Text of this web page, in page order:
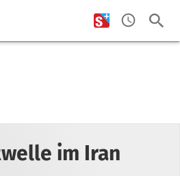
im Iran